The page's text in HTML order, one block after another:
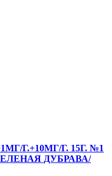
Г.+10МГ/Г. 15Г. №1
ДУБРАВА/